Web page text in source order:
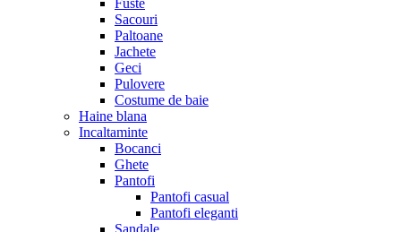
Fuste
Sacouri
Paltoane
Jachete
Geci
Pulovere
Costume de baie
Haine blana
Incaltaminte
Bocanci
Ghete
Pantofi
Pantofi casual
Pantofi eleganti
Sandale